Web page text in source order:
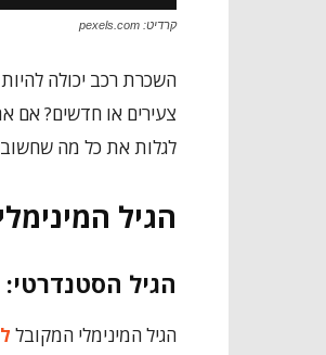
קרדיט: pexels.com
השכרת רכב יכולה
צעירים או חדשים? אם
לגלות את כל מה
הגיל
הגיל הסטנדרטי: 21 שנים ומעלה
הגיל המינימלי המקובל